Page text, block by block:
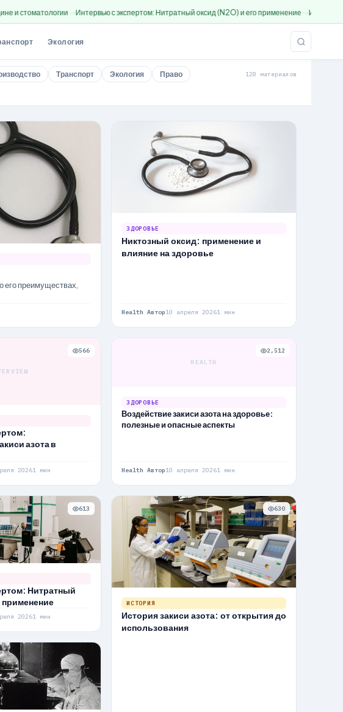
Интервью с экспертом: Нитратный оксид (N2O) и его применение История закиси азота:
Экология
Транспорт Экология Право 128 материалов
его преимуществах,
ЗДОРОВЬЕ
Никтозный оксид: применение и
влияние на здоровье
Health Автор10 апреля 20261 мин
566
азота в
20261 мин
HEALTH
2,512
ЗДОРОВЬЕ
Воздействие закиси азота на здоровье:
полезные и опасные аспекты
Health Автор10 апреля 20261 мин
613
Нитратный
применение
20261 мин
630
ИСТОРИЯ
История закиси азота: от открытия до
использования